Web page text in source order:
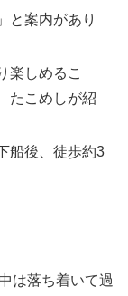
と案内があり
楽しめるこ
たこめしが紹
船後、徒歩約3
は落ち着いて過